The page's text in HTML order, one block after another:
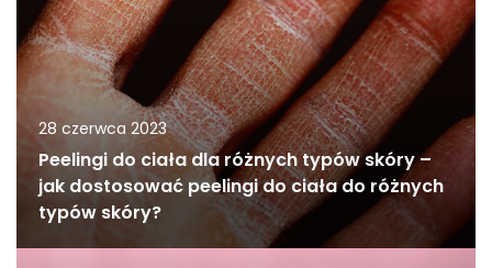
28 czerwca 2023
Peelingi do ciała dla różnych typów skóry –
jak dostosować peelingi do ciała do różnych
typów skóry?